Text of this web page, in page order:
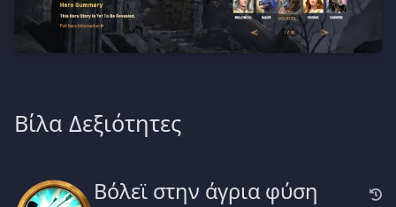
Βίλα Δεξιότητες
Βόλεϊ στην άγρια φύση